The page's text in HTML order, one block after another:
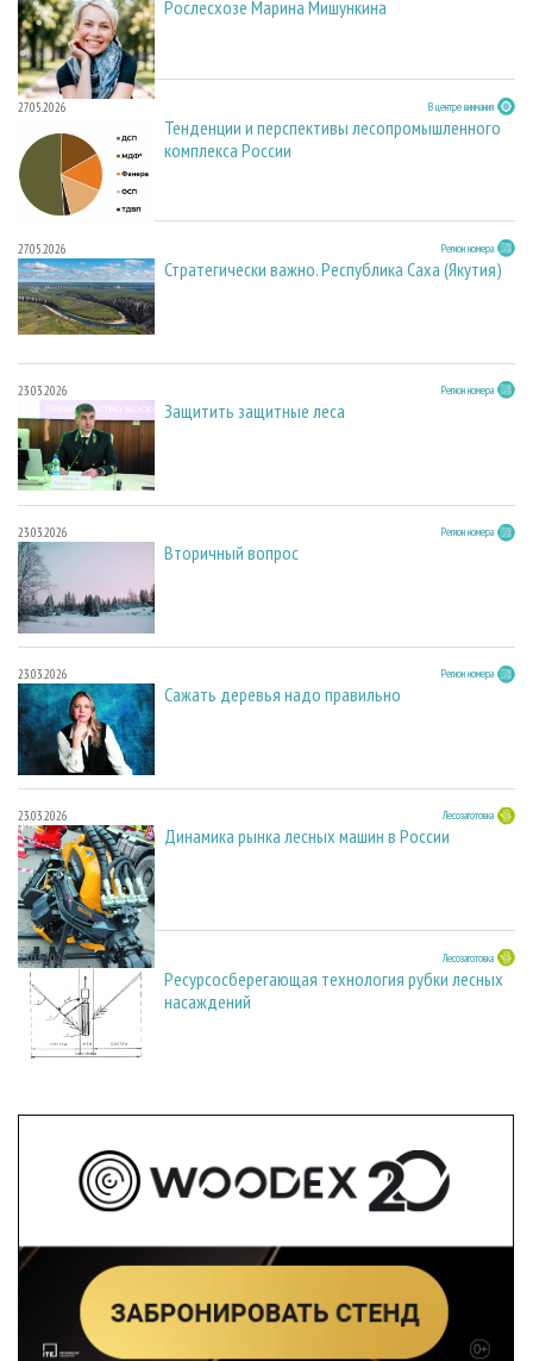
Рослесхозе Марина Мишункина
27.05.2026 В центре внимания
Тенденции и перспективы лесопромышленного
комплекса России
27.05.2026 Регион номера
Стратегически важно. Республика Саха (Якутия)
23.03.2026 Регион номера
Защитить защитные леса
23.03.2026 Регион номера
Вторичный вопрос
23.03.2026 Регион номера
Сажать деревья надо правильно
23.03.2026 Лесозаготовка
Динамика рынка лесных машин в России
23.03.2026 Лесозаготовка
Ресурсосберегающая технология рубки лесных
насаждений